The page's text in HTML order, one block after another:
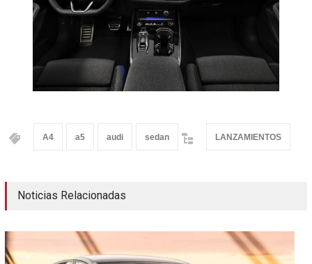
A4 a5 audi sedan LANZAMIENTOS
Noticias Relacionadas